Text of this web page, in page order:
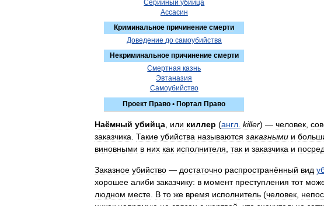
Серийный убийца
Ассасин
Криминальное причинение смерти
Доведение до самоубийства
Некриминальное причинение смерти
Смертная казнь
Эвтаназия
Самоубийство
Проект Право • Портал Право
Наёмный убийца, или киллер (англ. killer) — человек,
заказчика. Такие убийства называются заказными и
виновными в них как исполнителя, так и заказчика и
Заказное убийство — достаточно распространённый вид
хорошее алиби заказчику: в момент преступления тот
людном месте. В то же время исполнитель (человек,